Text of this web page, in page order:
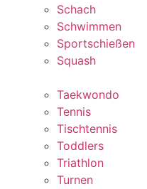
Schach
Schwimmen
Sportschießen
Squash
Taekwondo
Tennis
Tischtennis
Toddlers
Triathlon
Turnen